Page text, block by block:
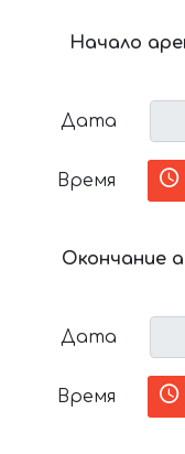
Начало
Дата
Время
Окончание
Дата
Время